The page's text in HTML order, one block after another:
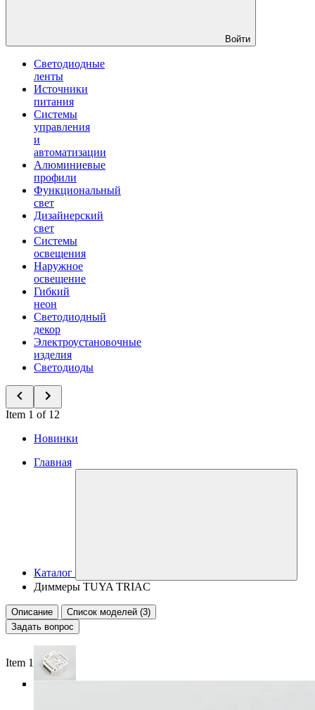
Войти
Светодиодные
ленты
Источники
питания
Системы
управления
и
автоматизации
Алюминиевые
профили
Функциональный
свет
Дизайнерский
свет
Системы
освещения
Наружное
освещение
Гибкий
неон
Светодиодный
декор
Электроустановочные
изделия
Светодиоды
Item 1 of 12
Новинки
Главная
Каталог
Диммеры TUYA TRIAC
Описание
Список моделей (3)
Задать вопрос
Item 1 of 3